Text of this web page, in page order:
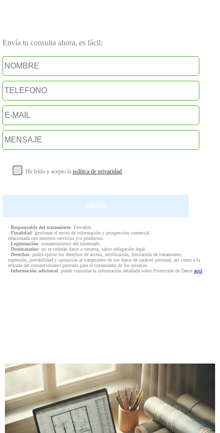
Envía tu consulta ahora, es fácil:
He leído y acepto la política de privacidad.
· Responsable del tratamiento: Fervalles
· Finalidad: gestionar el envío de información y prospección comercial,
relacionada con nuestros servicios y/o productos.
· Legitimación: consentimiento del interesado.
· Destinatarios: no se cederán datos a terceros, salvo obligación legal.
· Derechos: podrá ejercer los derechos de acceso, rectificación, limitación de tratamiento,
supresión, portabilidad y oposición al tratamiento de sus datos de carácter personal, así como a la
retirada del consentimiento prestado para el tratamiento de los mismos.
· Información adicional: puede consultar la información detallada sobre Protección de Datos aquí.